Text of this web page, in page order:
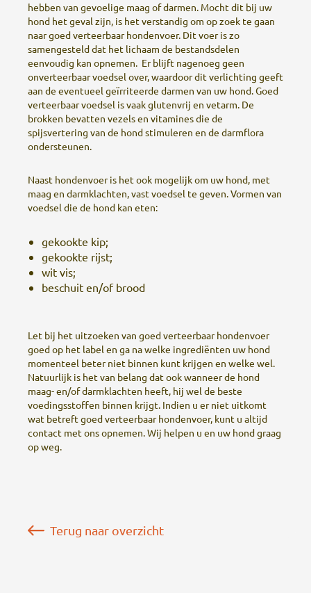
hebben van gevoelige maag of darmen. Mocht dit bij uw
hond het geval zijn, is het verstandig om op zoek te gaan
naar goed verteerbaar hondenvoer. Dit voer is zo
samengesteld dat het lichaam de bestandsdelen
eenvoudig kan opnemen. Er blijft nagenoeg geen
onverteerbaar voedsel over, waardoor dit verlichting geeft
aan de eventueel geïrriteerde darmen van uw hond. Goed
verteerbaar voedsel is vaak glutenvrij en vetarm. De
brokken bevatten vezels en vitamines die de
spijsvertering van de hond stimuleren en de darmflora
ondersteunen.
Naast hondenvoer is het ook mogelijk om uw hond, met
maag en darmklachten, vast voedsel te geven. Vormen van
voedsel die de hond kan eten:
gekookte kip;
gekookte rijst;
wit vis;
beschuit en/of brood
Let bij het uitzoeken van goed verteerbaar hondenvoer
goed op het label en ga na welke ingrediënten uw hond
momenteel beter niet binnen kunt krijgen en welke wel.
Natuurlijk is het van belang dat ook wanneer de hond
maag- en/of darmklachten heeft, hij wel de beste
voedingsstoffen binnen krijgt. Indien u er niet uitkomt
wat betreft goed verteerbaar hondenvoer, kunt u altijd
contact met ons opnemen. Wij helpen u en uw hond graag
op weg.
Terug naar overzicht